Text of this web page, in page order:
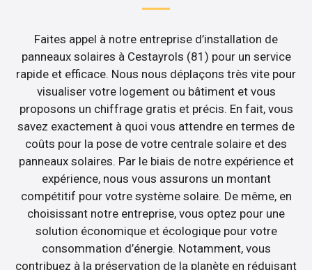
Faites appel à notre entreprise d’installation de
panneaux solaires à Cestayrols (81) pour un service
rapide et efficace. Nous nous déplaçons très vite pour
visualiser votre logement ou bâtiment et vous
proposons un chiffrage gratis et précis. En fait, vous
savez exactement à quoi vous attendre en termes de
coûts pour la pose de votre centrale solaire et des
panneaux solaires. Par le biais de notre expérience et
expérience, nous vous assurons un montant
compétitif pour votre système solaire. De même, en
choisissant notre entreprise, vous optez pour une
solution économique et écologique pour votre
consommation d’énergie. Notamment, vous
contribuez à la préservation de la planète en réduisant